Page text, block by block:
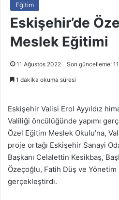
Eğitim
Eskişehir’de
Meslek Eğitimi
11 Ağustos 2022 Son güncelleme:
1 dakika okuma süresi
Eskişehir Valisi Erol Ayyıldız
Valiliği öncülüğünde yapımı
Özel Eğitim Meslek Okulu’na,
proje ortağı Eskişehir Sanayi
Başkanı Celalettin Kesikbaş,
Özeçoğlu, Fatih Düş ve
gerçekleştirdi.